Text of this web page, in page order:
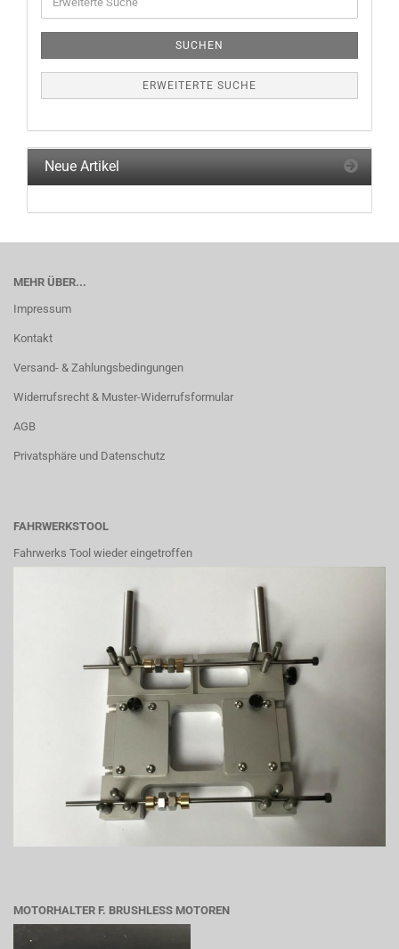
Suche
SUCHEN
ERWEITERTE SUCHE
Neue Artikel
MEHR ÜBER...
Impressum
Kontakt
Versand- & Zahlungsbedingungen
Widerrufsrecht & Muster-Widerrufsformular
AGB
Privatsphäre und Datenschutz
FAHRWERKSTOOL
Fahrwerks Tool wieder eingetroffen
MOTORHALTER F. BRUSHLESS MOTOREN